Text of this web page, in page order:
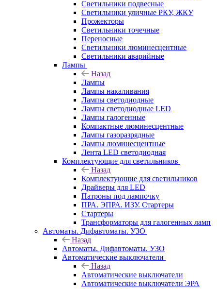
Светильники подвесные
Светильники уличные РКУ, ЖКУ
Прожекторы
Cветильники точечные
Переносные
Светильники люминесцентные
Светильники аварийные
Лампы
Назад
Лампы
Лампы накаливания
Лампы светодиодные
Лампы светодиодные LED
Лампы галогенные
Компактные люминесцентные
Лампы газоразрядные
Лампы люминесцентные
Лента LED светодиодная
Комплектующие для светильников
Назад
Комплектующие для светильников
Драйверы для LED
Патроны под лампочку
ПРА. ЭПРА. ИЗУ. Стартеры
Стартеры
Трансформаторы для галогенных ламп
Автоматы. Дифавтоматы. УЗО
Назад
Автоматы. Дифавтоматы. УЗО
Автоматические выключатели
Назад
Автоматические выключатели
Автоматические выключатели ЭРА